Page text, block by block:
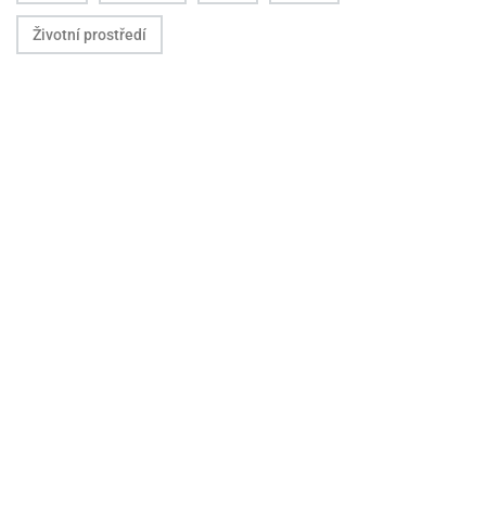
Životní prostředí